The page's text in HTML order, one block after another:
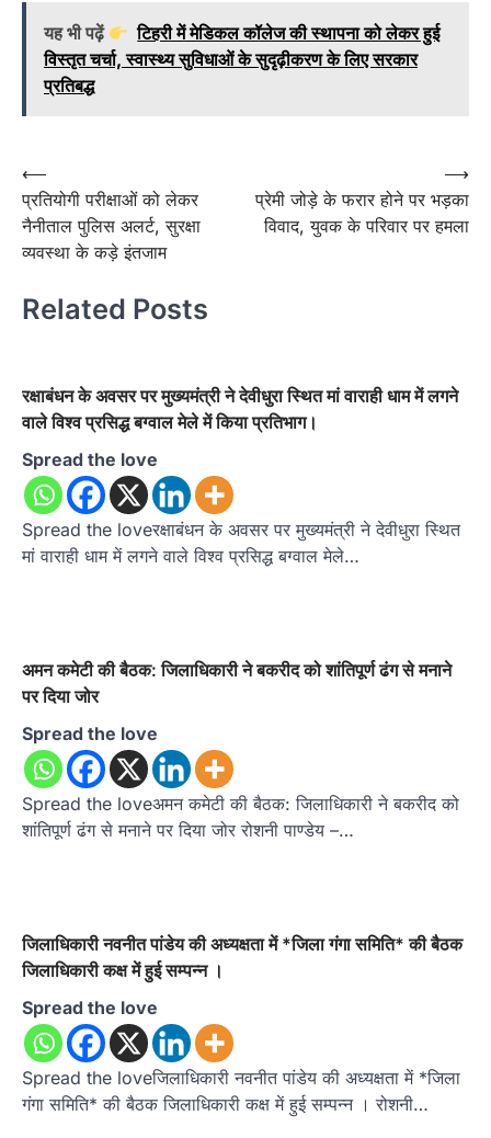
यह भी पढ़ें
टिहरी में मेडिकल कॉलेज की स्थापना को लेकर हुई
विस्तृत चर्चा, स्वास्थ्य सुविधाओं के सुदृढ़ीकरण के लिए सरकार
प्रतिबद्ध
Post
navigation
⟵
प्रतियोगी परीक्षाओं को लेकर
नैनीताल पुलिस अलर्ट, सुरक्षा
व्यवस्था के कड़े इंतजाम
प्रेमी जोड़े के फरार होने पर भड़का
विवाद, युवक के परिवार पर हमला
⟶
Related Posts
रक्षाबंधन के अवसर पर मुख्यमंत्री ने देवीधुरा स्थित मां वाराही धाम में लगने
वाले विश्व प्रसिद्ध बग्वाल मेले में किया प्रतिभाग।
Spread the love
Spread the loveरक्षाबंधन के अवसर पर मुख्यमंत्री ने देवीधुरा स्थित
मां वाराही धाम में लगने वाले विश्व प्रसिद्ध बग्वाल मेले…
अमन कमेटी की बैठक: जिलाधिकारी ने बकरीद को शांतिपूर्ण ढंग से मनाने
पर दिया जोर
Spread the love
Spread the loveअमन कमेटी की बैठक: जिलाधिकारी ने बकरीद को
शांतिपूर्ण ढंग से मनाने पर दिया जोर रोशनी पाण्डेय –…
जिलाधिकारी नवनीत पांडेय की अध्यक्षता में *जिला गंगा समिति* की बैठक
जिलाधिकारी कक्ष में हुई सम्पन्न ।
Spread the love
Spread the loveजिलाधिकारी नवनीत पांडेय की अध्यक्षता में *जिला
गंगा समिति* की बैठक जिलाधिकारी कक्ष में हुई सम्पन्न । रोशनी…